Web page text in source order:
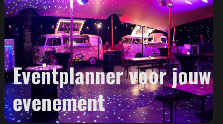
Eventplanner voor jouw
evenement